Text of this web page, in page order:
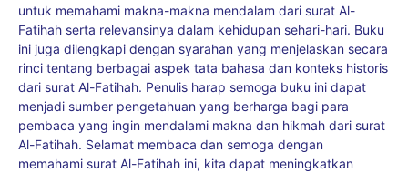
untuk memahami makna-makna mendalam dari surat Al-
Fatihah serta relevansinya dalam kehidupan sehari-hari. Buku
ini juga dilengkapi dengan syarahan yang menjelaskan secara
rinci tentang berbagai aspek tata bahasa dan konteks historis
dari surat Al-Fatihah. Penulis harap semoga buku ini dapat
menjadi sumber pengetahuan yang berharga bagi para
pembaca yang ingin mendalami makna dan hikmah dari surat
Al-Fatihah. Selamat membaca dan semoga dengan
memahami surat Al-Fatihah ini, kita dapat meningkatkan